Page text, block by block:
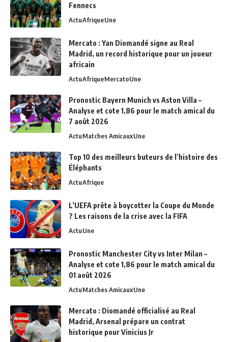
Fennecs
ActuAfriqueUne
Mercato : Yan Diomandé signe au Real
Madrid, un record historique pour un joueur
africain
ActuAfriqueMercatoUne
Pronostic Bayern Munich vs Aston Villa –
Analyse et cote 1,86 pour le match amical du
7 août 2026
ActuMatches AmicauxUne
Top 10 des meilleurs buteurs de l’histoire des
Éléphants
ActuAfrique
L’UEFA prête à boycotter la Coupe du Monde
? Les raisons de la crise avec la FIFA
ActuUne
Pronostic Manchester City vs Inter Milan –
Analyse et cote 1,86 pour le match amical du
01 août 2026
ActuMatches AmicauxUne
Mercato : Diomandé officialisé au Real
Madrid, Arsenal prépare un contrat
historique pour Vinicius Jr